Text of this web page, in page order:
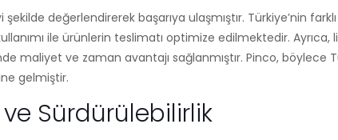
değerlendirerek başarıya ulaşmıştır. Türkiye’nin
kullanımı ile ürünlerin teslimatı optimize edilmektedir.
maliyet ve zaman avantajı sağlanmıştır. Pinco, böylece
gelmiştir.
Sürdürülebilirlik